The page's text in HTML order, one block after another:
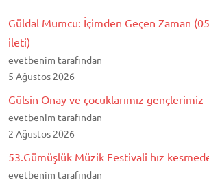
Güldal Mumcu: İçimden Geçen Zaman
ileti)
evetbenim tarafından
5 Ağustos 2026
Gülsin Onay ve çocuklarımız gençlerimiz
evetbenim tarafından
2 Ağustos 2026
53.Gümüşlük Müzik Festivali hız
evetbenim tarafından